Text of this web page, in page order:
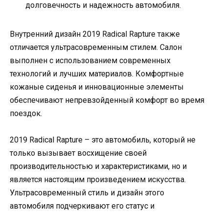
долговечность и надежность автомобиля.
Внутренний дизайн 2019 Radical Rapture также
отличается ультрасовременным стилем. Салон
выполнен с использованием современных
технологий и лучших материалов. Комфортные
кожаные сиденья и инновационные элементы
обеспечивают непревзойденный комфорт во время
поездок.
2019 Radical Rapture – это автомобиль, который не
только вызывает восхищение своей
производительностью и характеристиками, но и
является настоящим произведением искусства.
Ультрасовременный стиль и дизайн этого
автомобиля подчеркивают его статус и